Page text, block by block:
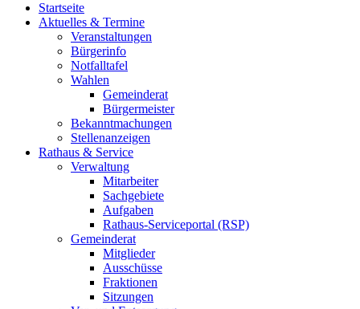
Startseite
Aktuelles & Termine
Veranstaltungen
Bürgerinfo
Notfalltafel
Wahlen
Gemeinderat
Bürgermeister
Bekanntmachungen
Stellenanzeigen
Rathaus & Service
Verwaltung
Mitarbeiter
Sachgebiete
Aufgaben
Rathaus-Serviceportal (RSP)
Gemeinderat
Mitglieder
Ausschüsse
Fraktionen
Sitzungen